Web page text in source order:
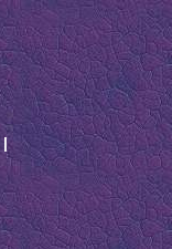
|